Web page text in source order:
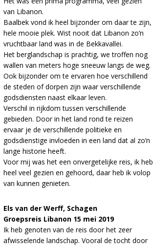
van Libanon.
Baalbek vond ik heel bijzonder om daar te zijn,
hele mooie plek. Wist nooit dat Libanon zo’n
vruchtbaar land was in de Bekkavallei.
Het berglandschap is prachtig, we troffen nog
wallen van meters hoge sneeuw langs de weg.
Ook bijzonder om te ervaren hoe verschillend
de steden of dorpen zijn waar verschillende
godsdiensten naast elkaar leven.
Verschil in rijkdom tussen verschillende
gebieden. Door in het land rond te reizen
ervaar je de verschillende politieke en
godsdienstige invloeden in een land dat al zo’n
lange historie heeft.
Voor mij was het een onvergetelijke reis, ik heb
heel veel gezien en gehoord, daar heb ik volop
van kunnen genieten.
Els van der Werff, Schagen
Groepsreis Libanon 15 mei 2019
Ik heb genoten van de reis door het zeer
afwisselende landschap. Vooral de tocht door